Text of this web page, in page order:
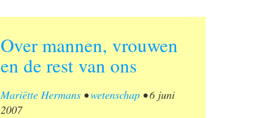
Over mannen, vrouwen
en de rest van ons
Mariëtte Hermans •wetenschap •6 juni
2007